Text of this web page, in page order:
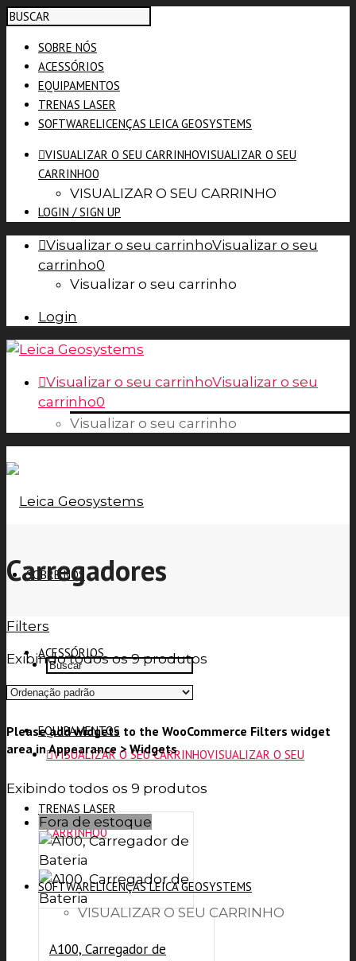
SOBRE NÓS
ACESSÓRIOS
EQUIPAMENTOS
TRENAS LASER
SOFTWARELICENÇAS LEICA GEOSYSTEMS
VISUALIZAR O SEU CARRINHOVISUALIZAR O SEU
CARRINHO0
VISUALIZAR O SEU CARRINHO
LOGIN / SIGN UP
Visualizar o seu carrinhoVisualizar o seu
carrinho0
Visualizar o seu carrinho
Login
Visualizar o seu carrinhoVisualizar o seu
carrinho0
Visualizar o seu carrinho
SOBRE NÓS
ACESSÓRIOS
EQUIPAMENTOS
TRENAS LASER
SOFTWARELICENÇAS LEICA GEOSYSTEMS
VISUALIZAR O SEU CARRINHOVISUALIZAR O SEU
CARRINHO0
VISUALIZAR O SEU CARRINHO
Carregadores
Filters
Exibindo todos os 9 produtos
Please add widgets to the WooCommerce Filters widget
area in Appearance > Widgets
Exibindo todos os 9 produtos
Fora de estoque
A100, Carregador de